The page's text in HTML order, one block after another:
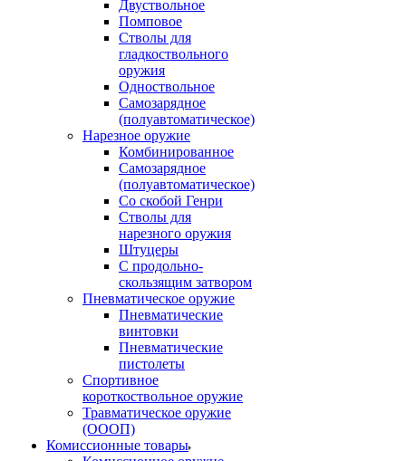
Двуствольное
Помповое
Стволы для
гладкоствольного
оружия
Одноствольное
Самозарядное
(полуавтоматическое)
Нарезное оружие
Комбинированное
Самозарядное
(полуавтоматическое)
Со скобой Генри
Стволы для
нарезного оружия
Штуцеры
С продольно-
скользящим затвором
Пневматическое оружие
Пневматические
винтовки
Пневматические
пистолеты
Спортивное
короткоствольное оружие
Травматическое оружие
(ОООП)
Комиссионные товары